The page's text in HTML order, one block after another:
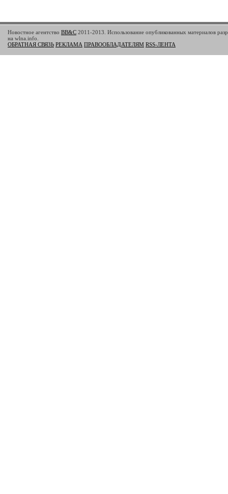
Новостное агентство BB&C 2011-2013. Использование опубликованных материалов
на wlna.info.
ОБРАТНАЯ СВЯЗЬ РЕКЛАМА ПРАВООБЛАДАТЕЛЯМ RSS-ЛЕНТА